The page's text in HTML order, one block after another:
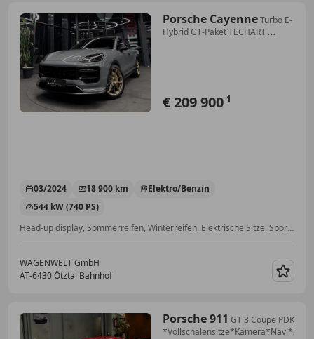
Porsche CayenneTurbo E-
Hybrid GT-Paket TECHART,
€ 209 900 1
03/2024 18 900 km
Elektro/Benzin
544 kW (740 PS)
Head-up display, Sommerreifen, Winterreifen, Elektrische Sitze, Sportpaket, Fahrerairbag, Beheizbares Lenkrad, Isofix
WAGENWELT GmbH
AT-6430 Ötztal Bahnhof
Porsche 911 GT 3 Coupe PDK
*Vollschalensitze*Kamera*Navi*20Zol